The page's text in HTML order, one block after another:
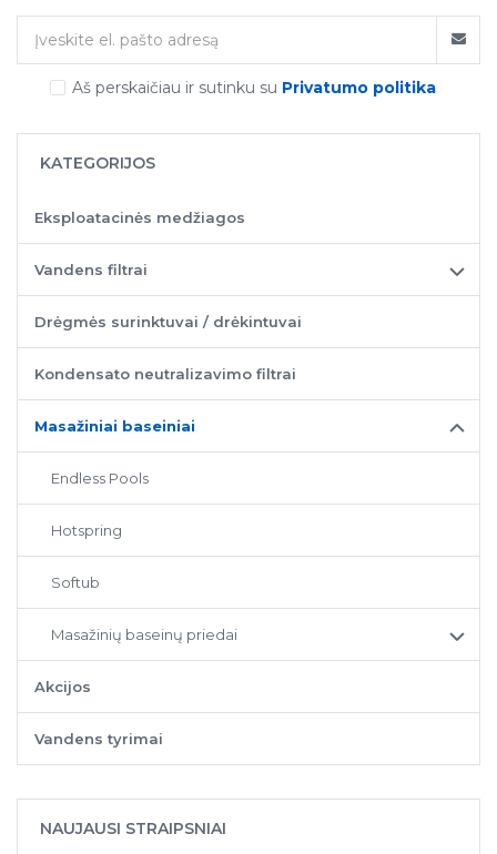
Aš perskaičiau ir sutinku su Privatumo politika
KATEGORIJOS
Eksploatacinės medžiagos
Vandens filtrai
Drėgmės surinktuvai / drėkintuvai
Kondensato neutralizavimo filtrai
Masažiniai baseiniai
Endless Pools
Hotspring
Softub
Masažinių baseinų priedai
Akcijos
Vandens tyrimai
NAUJAUSI STRAIPSNIAI